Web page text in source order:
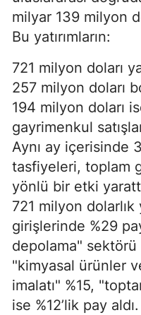
milyar 139 milyon
Bu yatırımların:
721 milyon doları
257 milyon doları
194 milyon doları
gayrimenkul
Aynı ay içerisinde
tasfiyeleri, toplam
yönlü bir etki
721 milyon dolarlık
girişlerinde %29
depolama" sektörü
"kimyasal ürünler
imalatı" %15,
ise %12’lik pay